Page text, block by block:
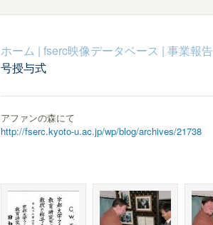
ホーム | fserc映像データベース | 事業報告
号授与式
アファンの森にて
http://fserc.kyoto-u.ac.jp/wp/blog/archives/21738